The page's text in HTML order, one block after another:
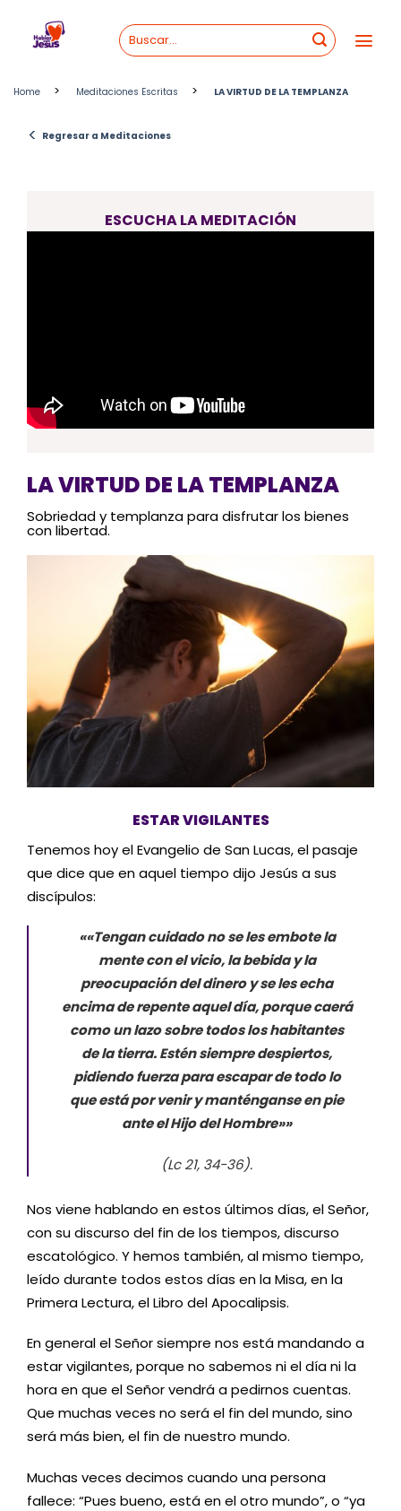
content
Home > Meditaciones Escritas > LA VIRTUD DE LA TEMPLANZA
< Regresar a Meditaciones
ESCUCHA LA MEDITACIÓN
LA VIRTUD DE LA TEMPLANZA
Sobriedad y templanza para disfrutar los bienes
con libertad.
ESTAR VIGILANTES
Tenemos hoy el Evangelio de San Lucas, el pasaje
que dice que en aquel tiempo dijo Jesús a sus
discípulos:
««Tengan cuidado no se les embote la
mente con el vicio, la bebida y la
preocupación del dinero y se les echa
encima de repente aquel día, porque caerá
como un lazo sobre todos los habitantes
de la tierra. Estén siempre despiertos,
pidiendo fuerza para escapar de todo lo
que está por venir y manténganse en pie
ante el Hijo del Hombre»»
(Lc 21, 34-36).
Nos viene hablando en estos últimos días, el Señor,
con su discurso del fin de los tiempos, discurso
escatológico. Y hemos también, al mismo tiempo,
leído durante todos estos días en la Misa, en la
Primera Lectura, el Libro del Apocalipsis.
En general el Señor siempre nos está mandando a
estar vigilantes, porque no sabemos ni el día ni la
hora en que el Señor vendrá a pedirnos cuentas.
Que muchas veces no será el fin del mundo, sino
será más bien, el fin de nuestro mundo.
Muchas veces decimos cuando una persona
fallece: “Pues bueno, está en el otro mundo”, o “ya